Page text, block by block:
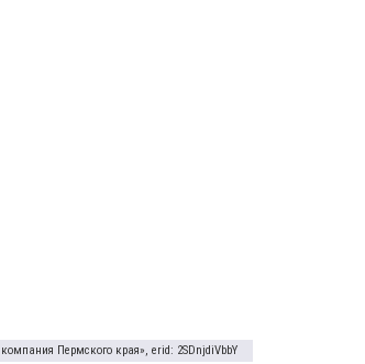
Пермского края», erid: 2SDnjdiVbbY